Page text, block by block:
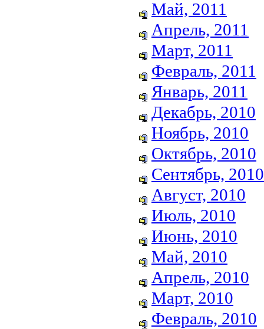
Май, 2011
Апрель, 2011
Март, 2011
Февраль, 2011
Январь, 2011
Декабрь, 2010
Ноябрь, 2010
Октябрь, 2010
Сентябрь, 2010
Август, 2010
Июль, 2010
Июнь, 2010
Май, 2010
Апрель, 2010
Март, 2010
Февраль, 2010